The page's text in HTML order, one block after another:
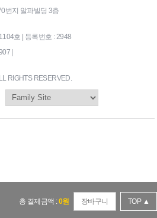
총 결제금액 :0원 장바구니 TOP ▲
번지 알파빌딩 3층
호 | 등록번호 : 2948
|
RIGHTS RESERVED.169|End Timer : 0.0859375